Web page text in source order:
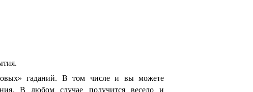
гаданий. В том числе и вы можете
В любом случае получится весело и